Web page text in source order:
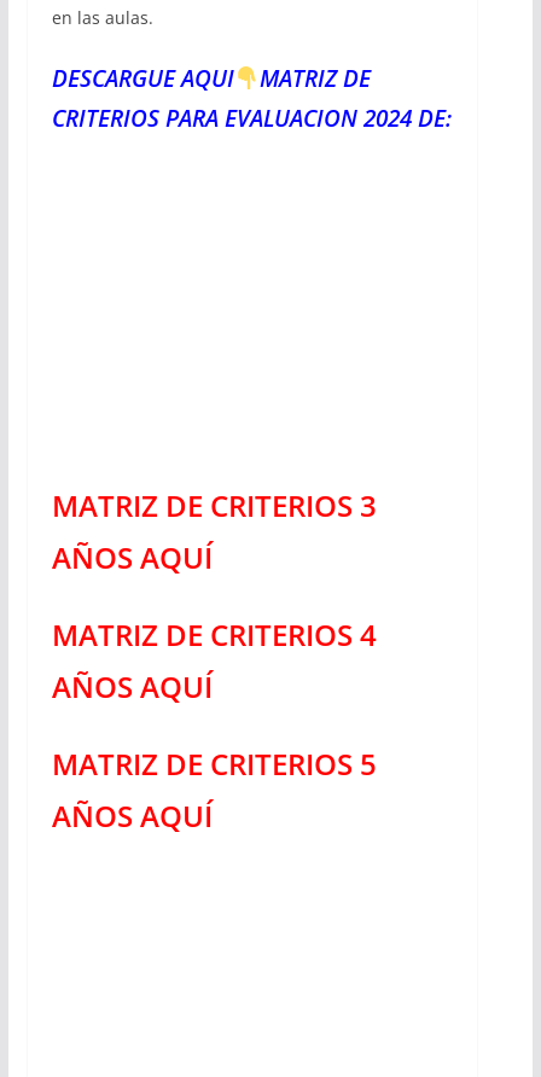
en las aulas.
DESCARGUE AQUI
MATRIZ DE
CRITERIOS PARA EVALUACION 2024 DE:
MATRIZ DE CRITERIOS 3
AÑOS AQUÍ
MATRIZ DE CRITERIOS 4
AÑOS AQUÍ
MATRIZ DE CRITERIOS 5
AÑOS AQUÍ